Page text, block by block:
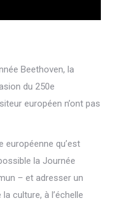
Beethoven, la
du 250e
européen n’ont pas
européenne qu’est
la Journée
– et adresser un
culture, à l’échelle